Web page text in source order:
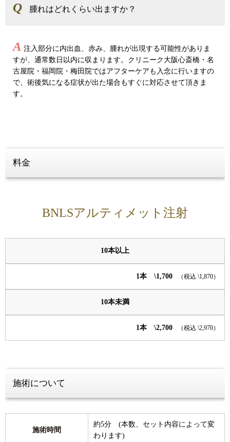
Q 腫れはどれくらい出ますか？
A 注入部分に内出血、赤み、腫れが出現する可能性がありま
すが、通常数日以内に収まります。クリニーク大阪心斎橋・名
古屋院・福岡院・梅田院ではアフターケアも入念に行いますの
で、術後気になる症状が出た場合もすぐに対応させて頂きま
す。
料金
BNLSアルティメット注射
10本以上
1本 \1,700 （税込 \1,870）
10本未満
1本 \2,700 （税込 \2,970）
施術について
施術時間
約5分 (本数、セット内容によって変
わります)